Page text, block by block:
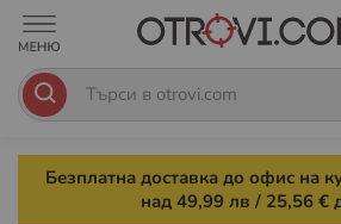
Безплатна доставка до офис на
над 49,99 лв / 25,56 €